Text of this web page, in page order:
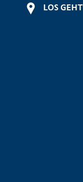
LOS